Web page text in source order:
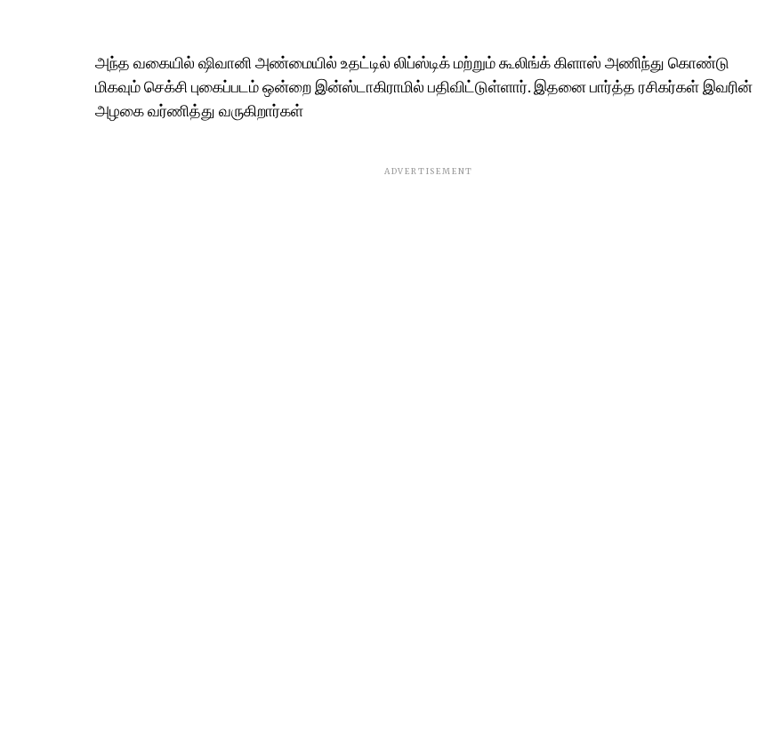
அந்த வகையில் ஷிவானி அண்மையில் உதட்டில் லிப்ஸ்டிக் மற்றும் கூலிங்க் கிளாஸ் அணிந்து கொண்டு
மிகவும் செக்சி புகைப்படம் ஒன்றை இன்ஸ்டாகிராமில் பதிவிட்டுள்ளார். இதனை பார்த்த ரசிகர்கள் இவரின்
அழகை வர்ணித்து வருகிறார்கள்
ADVERTISEMENT